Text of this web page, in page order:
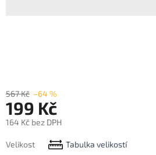
567 Kč –64 %
199 Kč
164 Kč bez DPH
cena:
Velikost Tabulka velikostí